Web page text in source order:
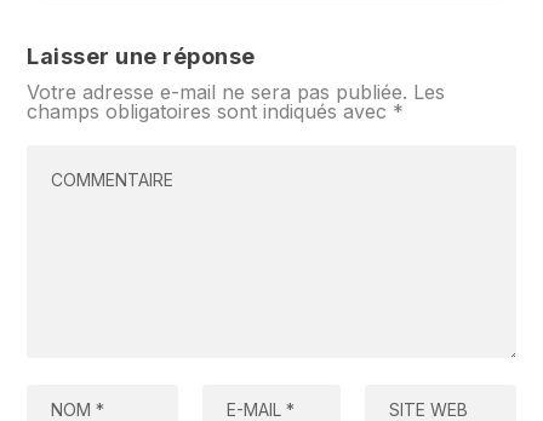
Laisser une réponse
Votre adresse e-mail ne sera pas publiée. Les
champs obligatoires sont indiqués avec *